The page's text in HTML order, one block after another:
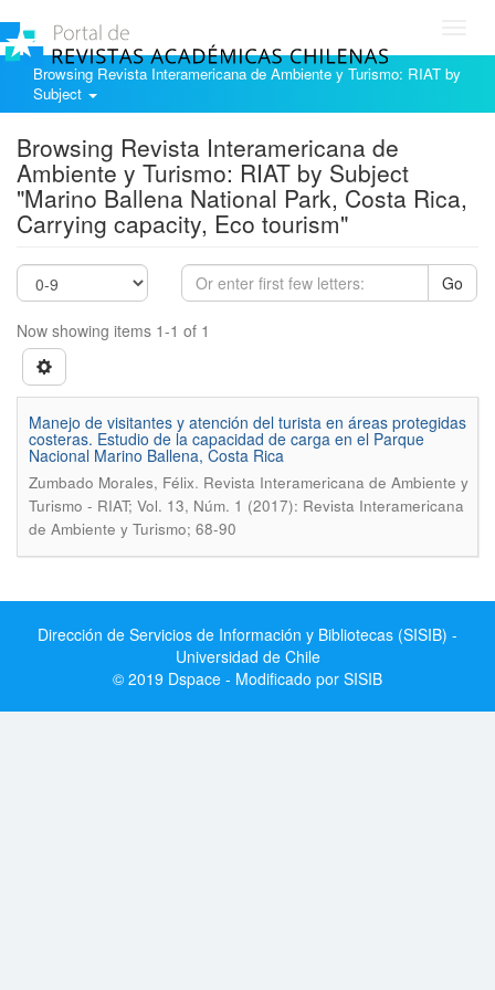
Browsing Revista Interamericana de Ambiente y Turismo: RIAT by
Subject
Browsing Revista Interamericana de
Ambiente y Turismo: RIAT by Subject
"Marino Ballena National Park, Costa Rica,
Carrying capacity, Eco tourism"
Go
Now showing items 1-1 of 1
Manejo de visitantes y atención del turista en áreas protegidas
costeras. Estudio de la capacidad de carga en el Parque
Nacional Marino Ballena, Costa Rica
Zumbado Morales, Félix. Revista Interamericana de Ambiente y
Turismo - RIAT; Vol. 13, Núm. 1 (2017): Revista Interamericana
de Ambiente y Turismo; 68-90
Dirección de Servicios de Información y Bibliotecas (SISIB) -
Universidad de Chile
© 2019 Dspace - Modificado por SISIB